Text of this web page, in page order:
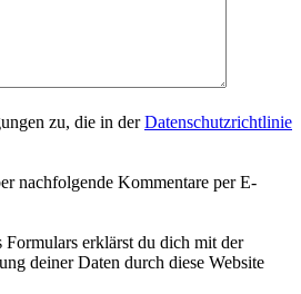
zu, die in derDatenschutzrichtlinie
nachfolgende Kommentare per E-
erklärst du dich mit der
deiner Daten durch diese Website